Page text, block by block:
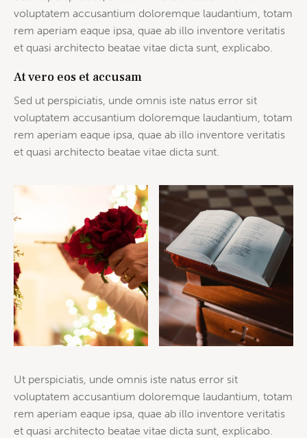
voluptatem accusantium doloremque laudantium, totam
rem aperiam eaque ipsa, quae ab illo inventore veritatis
et quasi architecto beatae vitae dicta sunt, explicabo.
At vero eos et accusam
Sed ut perspiciatis, unde omnis iste natus error sit
voluptatem accusantium doloremque laudantium, totam
rem aperiam eaque ipsa, quae ab illo inventore veritatis
et quasi architecto beatae vitae dicta sunt.
Ut perspiciatis, unde omnis iste natus error sit
voluptatem accusantium doloremque laudantium, totam
rem aperiam eaque ipsa, quae ab illo inventore veritatis
et quasi architecto beatae vitae dicta sunt, explicabo.